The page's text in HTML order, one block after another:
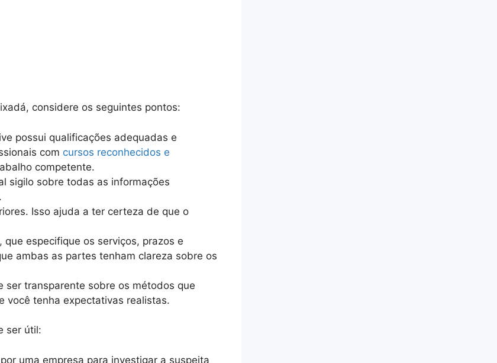
considere os seguintes pontos:
possui qualificações adequadas e
com cursos reconhecidos e
competente.
sigilo sobre todas as informações
Isso ajuda a ter certeza de que o
especifique os serviços, prazos e
ambas as partes tenham clareza sobre os
ser transparente sobre os métodos que
você tenha expectativas realistas.
ser útil:
uma empresa para investigar a suspeita